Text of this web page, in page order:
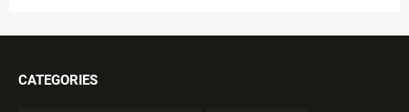
CATEGORIES